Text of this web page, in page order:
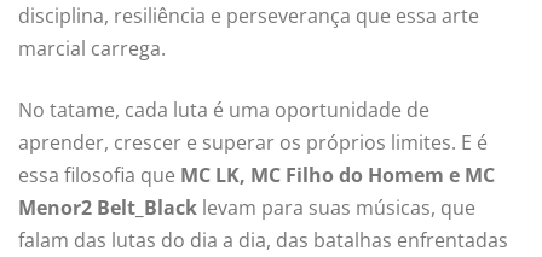
disciplina, resiliência e perseverança que essa arte
marcial carrega.
No tatame, cada luta é uma oportunidade de
aprender, crescer e superar os próprios limites. E é
essa filosofia que MC LK, MC Filho do Homem e MC
Menor2 Belt_Black levam para suas músicas, que
falam das lutas do dia a dia, das batalhas enfrentadas